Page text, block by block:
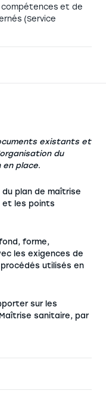
et de
(Service
existants et
du
en place.
plan de maîtrise
et les points
forme,
les exigences de
utilisés en
sur les
sanitaire, par